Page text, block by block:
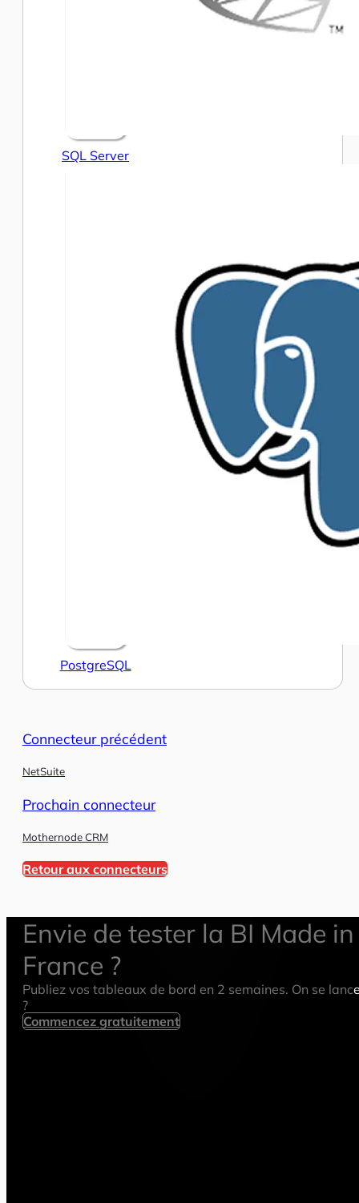
SQL Server
PostgreSQL
Connecteur précédent
NetSuite
Prochain connecteur
Mothernode CRM
Retour aux connecteurs
Envie de tester la BI Made in
France ?
Publiez vos tableaux de bord en 2 semaines. On se
?
Commencez gratuitement